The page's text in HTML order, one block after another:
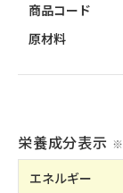
商品コード
原材料
栄養成分表示 ※
エネルギー